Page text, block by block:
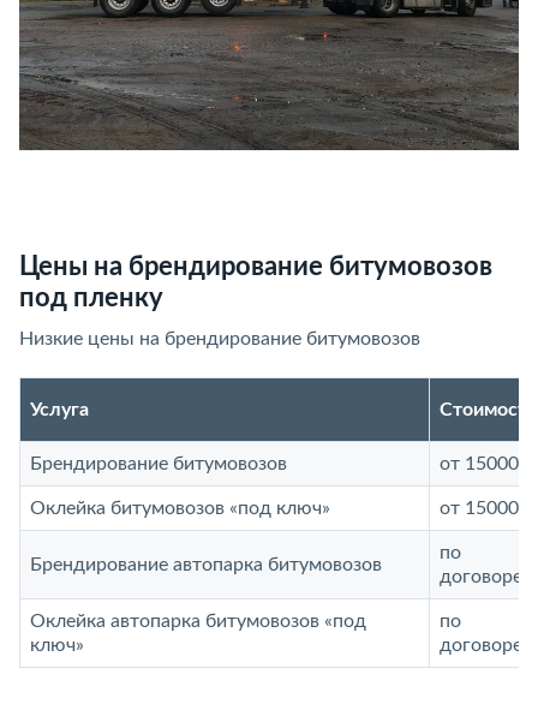
Цены на брендирование битумовозов
под пленку
Низкие цены на брендирование битумовозов
Услуга
Брендирование битумовозов от 15000
Оклейка битумовозов «под ключ» от 15000
Брендирование автопарка битумовозов
по
Оклейка автопарка битумовозов «под
ключ»
по